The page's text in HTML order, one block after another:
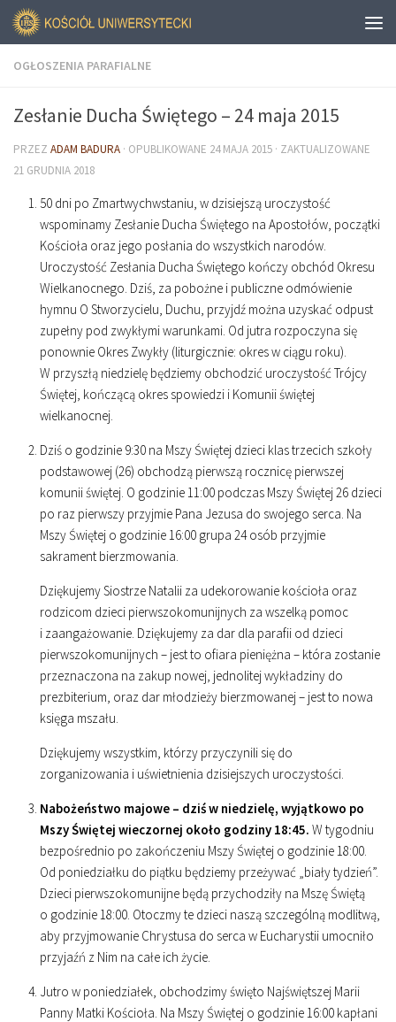
OGŁOSZENIA PARAFIALNE
Zesłanie Ducha Świętego – 24 maja 2015
PRZEZ ADAM BADURA · OPUBLIKOWANE 24 MAJA 2015 · ZAKTUALIZOWANE
21 GRUDNIA 2018
50 dni po Zmartwychwstaniu, w dzisiejszą uroczystość
wspominamy Zesłanie Ducha Świętego na Apostołów, początki
Kościoła oraz jego posłania do wszystkich narodów.
Uroczystość Zesłania Ducha Świętego kończy obchód Okresu
Wielkanocnego. Dziś, za pobożne i publiczne odmówienie
hymnu O Stworzycielu, Duchu, przyjdź można uzyskać odpust
zupełny pod zwykłymi warunkami. Od jutra rozpoczyna się
ponownie Okres Zwykły (liturgicznie: okres w ciągu roku).
W przyszłą niedzielę będziemy obchodzić uroczystość Trójcy
Świętej, kończącą okres spowiedzi i Komunii świętej
wielkanocnej.
Dziś o godzinie 9:30 na Mszy Świętej dzieci klas trzecich szkoły
podstawowej (26) obchodzą pierwszą rocznicę pierwszej
komunii świętej. O godzinie11:00 podczas Mszy Świętej 26 dzieci
po raz pierwszy przyjmie Pana Jezusa do swojego serca. Na
Mszy Świętej o godzinie16:00 grupa 24 osób przyjmie
sakrament bierzmowania.
Dziękujemy Siostrze Natalii za udekorowanie kościoła oraz
rodzicom dzieci pierwszokomunijnych za wszelką pomoc
i zaangażowanie. Dziękujemy za dar dla parafii od dzieci
pierwszokomunijnych – jest to ofiara pieniężna – która zostanie
przeznaczona na zakup nowej, jednolitej wykładziny do
prezbiterium, oraz dar młodzieży bierzmowanej – jest to nowa
księga mszału.
Dziękujemy wszystkim, którzy przyczynili się do
zorganizowania i uświetnienia dzisiejszych uroczystości.
Nabożeństwo majowe – dziś w niedzielę, wyjątkowo po
Mszy Świętej wieczornej około godziny 18:45. W tygodniu
bezpośrednio po zakończeniu Mszy Świętej o godzinie18:00.
Od poniedziałku do piątku będziemy przeżywać „biały tydzień”.
Dzieci pierwszokomunijne będą przychodziły na Mszę Świętą
o godzinie18:00. Otoczmy te dzieci naszą szczególną modlitwą,
aby przyjmowanie Chrystusa do serca w Eucharystii umocniło
przyjaźń z Nim na całe ich życie.
Jutro w poniedziałek, obchodzimy święto Najświętszej Marii
Panny Matki Kościoła. Na Mszy Świętej o godzinie16:00 kapłani